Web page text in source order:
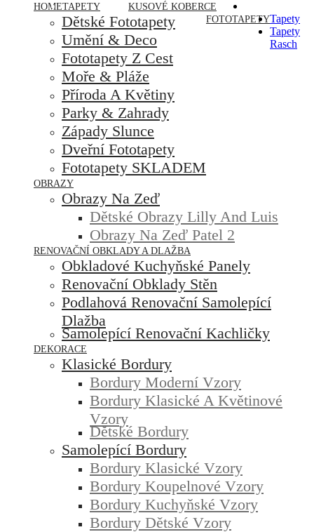
HOMETAPETY
KUSOVÉ KOBERCE
FOTOTAPETY
Dětské Fototapety
Umění & Deco
Fototapety Z Cest
Moře & Pláže
Příroda A Květiny
Parky & Zahrady
Západy Slunce
Dveřní Fototapety
Fototapety SKLADEM
OBRAZY
Obrazy Na Zeď
Dětské Obrazy Lilly And Luis
Obrazy Na Zeď Patel 2
RENOVAČNÍ OBKLADY A DLAŽBA
Obkladové Kuchyňské Panely
Renovační Obklady Stěn
Podlahová Renovační Samolepící
Dlažba
Samolepící Renovační Kachličky
DEKORACE
Klasické Bordury
Bordury Moderní Vzory
Bordury Klasické A Květinové
Vzory
Dětské Bordury
Samolepící Bordury
Bordury Klasické Vzory
Bordury Koupelnové Vzory
Bordury Kuchyňské Vzory
Bordury Dětské Vzory
Tapety
Tapety
Rasch